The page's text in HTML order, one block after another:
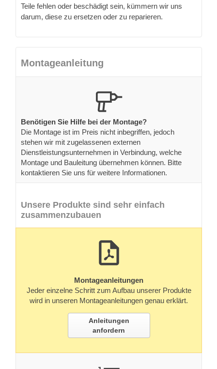
Teile fehlen oder beschädigt sein, kümmern wir uns
darum, diese zu ersetzen oder zu reparieren.
Montageanleitung
Benötigen Sie Hilfe bei der Montage?
Die Montage ist im Preis nicht inbegriffen, jedoch
stehen wir mit zugelassenen externen
Dienstleistungsunternehmen in Verbindung, welche
Montage und Bauleitung übernehmen können. Bitte
kontaktieren Sie uns für weitere Informationen.
Unsere Produkte sind sehr einfach
zusammenzubauen
Montageanleitungen
Jeder einzelne Schritt zum Aufbau unserer Produkte
wird in unseren Montageanleitungen genau erklärt.
Anleitungen
anfordern